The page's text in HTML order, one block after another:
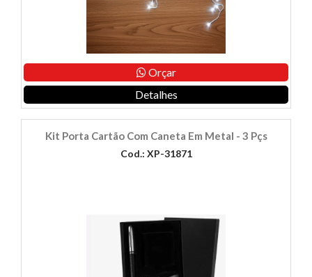
Orçar
Detalhes
Kit Porta Cartão Com Caneta Em Metal - 3 Pçs
Cod.: XP-31871